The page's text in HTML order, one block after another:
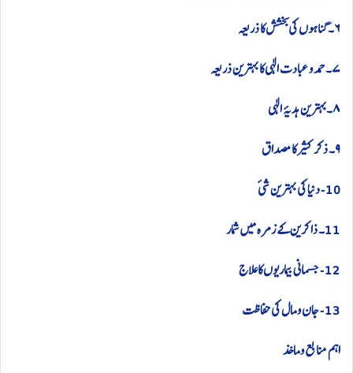
۶۔ گناہوں کی بخشش کا ذریعہ
۷۔ حمد و عبادت الٰہی کا بہترین ذریعہ
۸۔بہترین ہدیۂ الٰہی
۹۔ ذکر کثیر کا مصداق
10- دنیا کی بہترین شیٔ
11۔ ذاکرین کے زمرہ میں شمار
12- جسمانی بیماریوں کا علاج
13- جان و مال کی حفاظت
اہم منابع و ماخذ